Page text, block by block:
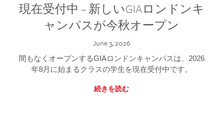
現在受付中 – 新しいGIAロンドンキ
ャンパスが今秋オープン
June 3, 2026
間もなくオープンするGIAロンドンキャンパスは、2026
年8月に始まるクラスの学生を現在受付中です。
続きを読む